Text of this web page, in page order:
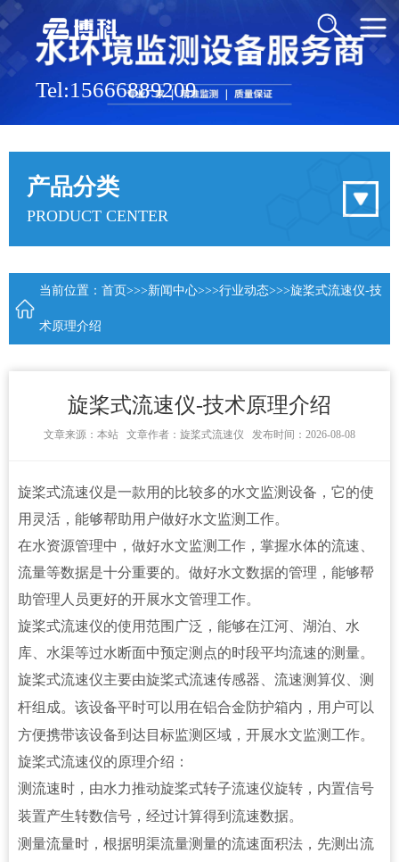
Tel:15666889209
产品分类
PRODUCT CENTER
当前位置： 首页>>>新闻中心>>>行业动态>>>旋桨式流速仪-技
术原理介绍
旋桨式流速仪-技术原理介绍
文章来源： 本站 文章作者：旋桨式流速仪 发布时间：2026-08-08
旋桨式流速仪是一款用的比较多的水文监测设备，它的使
用灵活，能够帮助用户做好水文监测工作。
在水资源管理中，做好水文监测工作，掌握水体的流速、
流量等数据是十分重要的。做好水文数据的管理，能够帮
助管理人员更好的开展水文管理工作。
旋桨式流速仪的使用范围广泛，能够在江河、湖泊、水
库、水渠等过水断面中预定测点的时段平均流速的测量。
旋桨式流速仪主要由旋桨式流速传感器、流速测算仪、测
杆组 成。该设备平时可以用在铝合金防护箱内，用户可以
方便携带该设备到达目标监测区域，开展水文监测工作。
旋桨式流速仪的原理介绍：
测流速时，由水力推动旋桨式转子流速仪旋转，内置信号
装置产生转数信号 ，经过计算得到流速数据。
测量流量时，根据明渠流量测量的流速面积法，先测出流